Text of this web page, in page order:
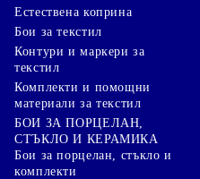
Естествена коприна
Бои за текстил
Контури и маркери за
текстил
Комплекти и помощни
материали за текстил
БОИ ЗА ПОРЦЕЛАН,
СТЪКЛО И КЕРАМИКА
Бои за порцелан, стъкло и
комплекти